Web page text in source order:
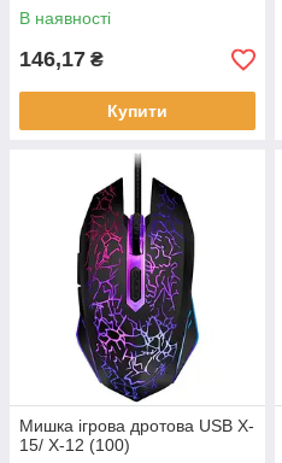
В наявності
146,17 ₴
Купити
Мишка ігрова дротова USB X-
15/ X-12 (100)